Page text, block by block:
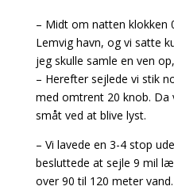
– Midt om natten klokken
Lemvig havn, og vi satte
jeg skulle samle en ven
– Herefter sejlede vi stik
med omtrent 20 knob. Da
småt ved at blive lyst.
– Vi lavede en 3-4 stop
besluttede at sejle 9 mil
over 90 til 120 meter